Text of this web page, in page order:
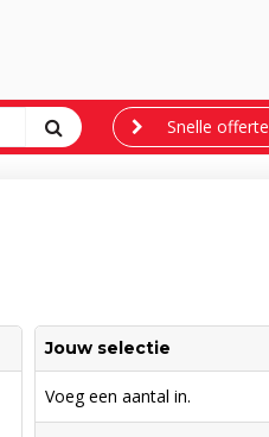
Snelle offerte
Jouw selectie
Voeg een aantal in.